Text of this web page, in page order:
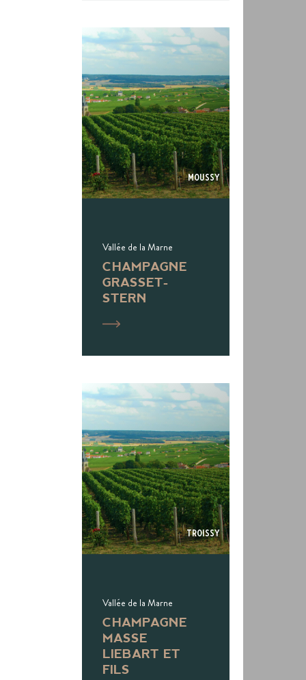
Moussy
Vallée de la Marne
CHAMPAGNE
GRASSET-
STERN
Troissy
Vallée de la Marne
CHAMPAGNE
MASSE
LIEBART ET
FILS